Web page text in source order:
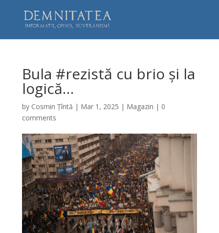
Bula #rezistă cu brio și la
logică…
by Cosmin Țîntă | Mar 1, 2025 | Magazin | 0
comments